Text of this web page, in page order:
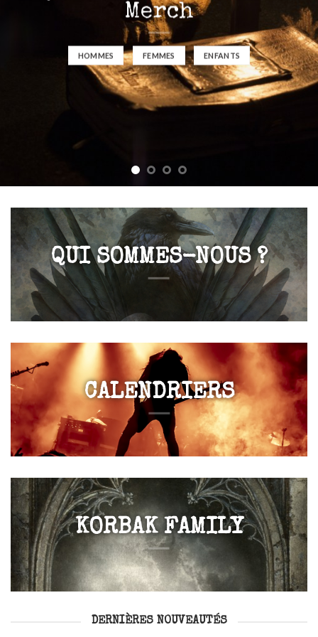
Merch
HOMMES FEMMES ENFANTS
QUI SOMMES-NOUS ?
CALENDRIERS
KORBAK FAMILY
DERNIÈRES NOUVEAUTÉS